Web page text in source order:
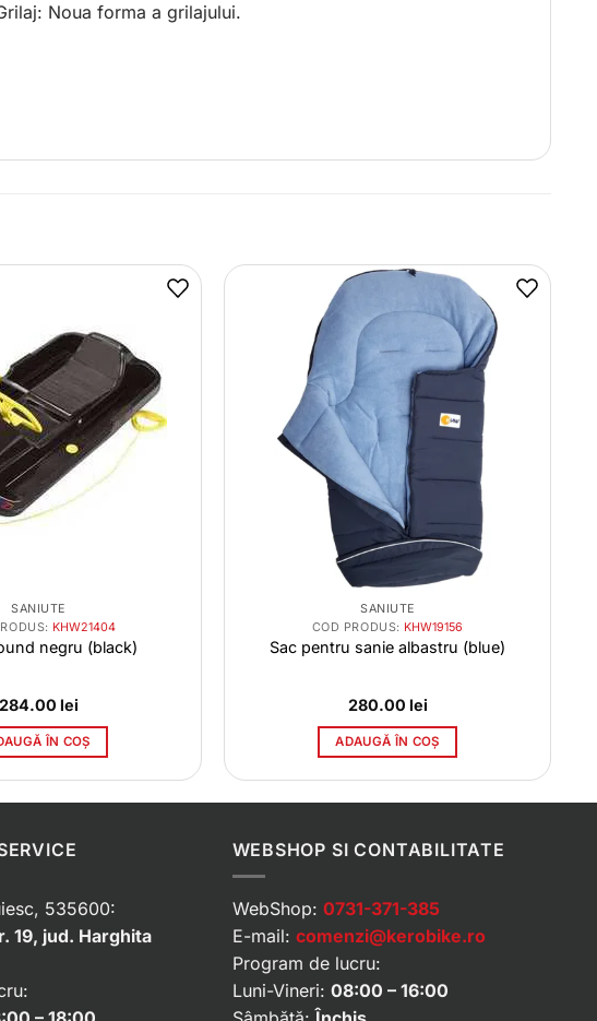
Noua forma a grilajului.
SANIUTE
KHW21404
negru (black)
284.00 lei
ÎN COȘ
SANIUTE
COD PRODUS: KHW19156
Sac pentru sanie albastru (blue)
280.00 lei
ADAUGĂ ÎN COȘ
535600:
19, jud. Harghita
WEBSHOP SI CONTABILITATE
WebShop: 0731-371-385
E-mail: comenzi@kerobike.ro
Program de lucru:
Luni-Vineri: 08:00 – 16:00